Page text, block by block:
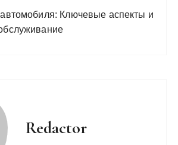
автомобиля: Ключевые аспекты и
Redactor